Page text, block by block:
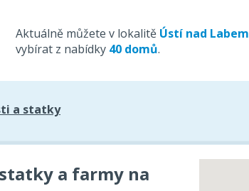
Aktuálně můžete v lokalitě Ústí nad Labem
vybírat z nabídky 40 domů.
a statky
a farmy na